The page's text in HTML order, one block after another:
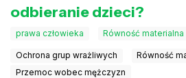
odbieranie dzieci?
prawa człowieka Równość materialna
Ochrona grup wrażliwych
Równość
Przemoc wobec mężczyzn